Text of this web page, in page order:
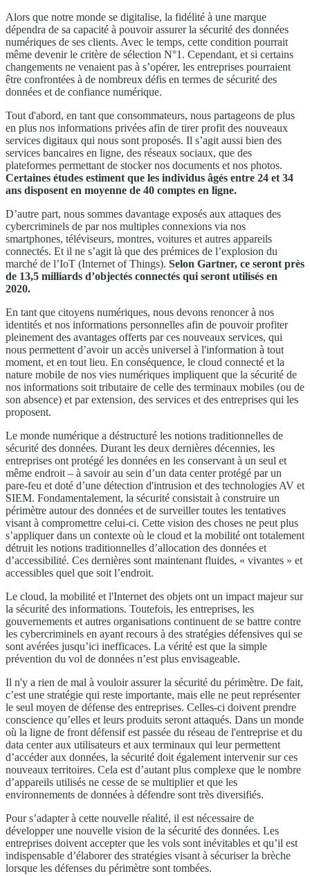
Alors que notre monde se digitalise, la fidélité à une marque
dépendra de sa capacité à pouvoir assurer la sécurité des données
numériques de ses clients. Avec le temps, cette condition pourrait
même devenir le critère de sélection N°1. Cependant, et si certains
changements ne venaient pas à s’opérer, les entreprises pourraient
être confrontées à de nombreux défis en termes de sécurité des
données et de confiance numérique.
Tout d'abord, en tant que consommateurs, nous partageons de plus
en plus nos informations privées afin de tirer profit des nouveaux
services digitaux qui nous sont proposés. Il s’agit aussi bien des
services bancaires en ligne, des réseaux sociaux, que des
plateformes permettant de stocker nos documents et nos photos.
Certaines études estiment que les individus âgés entre 24 et 34
ans disposent en moyenne de 40 comptes en ligne.
D’autre part, nous sommes davantage exposés aux attaques des
cybercriminels de par nos multiples connexions via nos
smartphones, téléviseurs, montres, voitures et autres appareils
connectés. Et il ne s’agit là que des prémices de l’explosion du
marché de l’IoT (Internet of Things). Selon Gartner, ce seront près
de 13,5 milliards d’objectés connectés qui seront utilisés en
2020.
En tant que citoyens numériques, nous devons renoncer à nos
identités et nos informations personnelles afin de pouvoir profiter
pleinement des avantages offerts par ces nouveaux services, qui
nous permettent d’avoir un accès universel à l'information à tout
moment, et en tout lieu. En conséquence, le cloud connecté et la
nature mobile de nos vies numériques impliquent que la sécurité de
nos informations soit tributaire de celle des terminaux mobiles (ou de
son absence) et par extension, des services et des entreprises qui les
proposent.
Le monde numérique a déstructuré les notions traditionnelles de
sécurité des données. Durant les deux dernières décennies, les
entreprises ont protégé les données en les conservant à un seul et
même endroit – à savoir au sein d’un data center protégé par un
pare-feu et doté d’une détection d'intrusion et des technologies AV et
SIEM. Fondamentalement, la sécurité consistait à construire un
périmètre autour des données et de surveiller toutes les tentatives
visant à compromettre celui-ci. Cette vision des choses ne peut plus
s’appliquer dans un contexte où le cloud et la mobilité ont totalement
détruit les notions traditionnelles d’allocation des données et
d’accessibilité. Ces dernières sont maintenant fluides, « vivantes » et
accessibles quel que soit l’endroit.
Le cloud, la mobilité et l'Internet des objets ont un impact majeur sur
la sécurité des informations. Toutefois, les entreprises, les
gouvernements et autres organisations continuent de se battre contre
les cybercriminels en ayant recours à des stratégies défensives qui se
sont avérées jusqu’ici inefficaces. La vérité est que la simple
prévention du vol de données n’est plus envisageable.
Il n'y a rien de mal à vouloir assurer la sécurité du périmètre. De fait,
c’est une stratégie qui reste importante, mais elle ne peut représenter
le seul moyen de défense des entreprises. Celles-ci doivent prendre
conscience qu’elles et leurs produits seront attaqués. Dans un monde
où la ligne de front défensif est passée du réseau de l'entreprise et du
data center aux utilisateurs et aux terminaux qui leur permettent
d’accéder aux données, la sécurité doit également intervenir sur ces
nouveaux territoires. Cela est d’autant plus complexe que le nombre
d’appareils utilisés ne cesse de se multiplier et que les
environnements de données à défendre sont très diversifiés.
Pour s’adapter à cette nouvelle réalité, il est nécessaire de
développer une nouvelle vision de la sécurité des données. Les
entreprises doivent accepter que les vols sont inévitables et qu’il est
indispensable d’élaborer des stratégies visant à sécuriser la brèche
lorsque les défenses du périmètre sont tombées.